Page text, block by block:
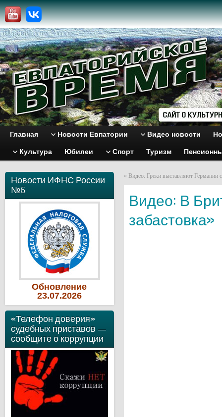
Главная Новости Евпатории Видео новости
Культура Юбилеи Спорт Туризм
Новости ИФНС России
№6
Обновление
23.07.2026
«Телефон доверия»
судебных приставов —
сообщите о коррупции
« Видео: Греки выставляют Германии
Видео: В
забастовка»